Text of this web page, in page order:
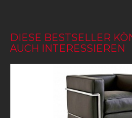
DIESE BESTSELLER
AUCH INTERESSIEREN